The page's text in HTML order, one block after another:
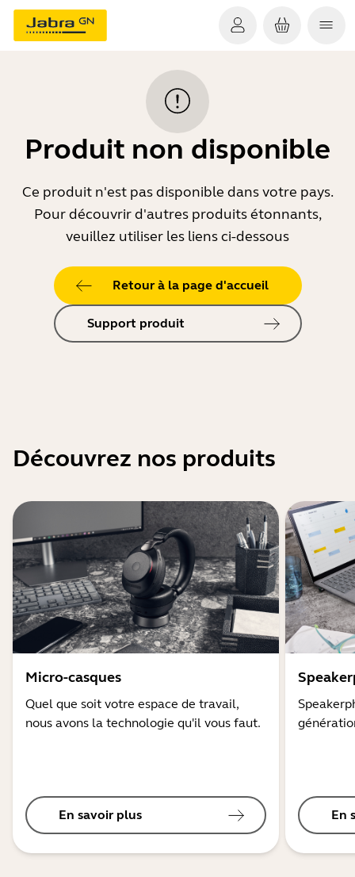
Produit non disponible
Ce produit n'est pas disponible dans votre pays.
Pour découvrir d'autres produits étonnants,
veuillez utiliser les liens ci-dessous
Retour à la page d'accueil
Support produit
Découvrez nos produits
Micro-casques
Quel que soit votre espace de travail,
nous avons la technologie qu'il vous faut.
En savoir plus En